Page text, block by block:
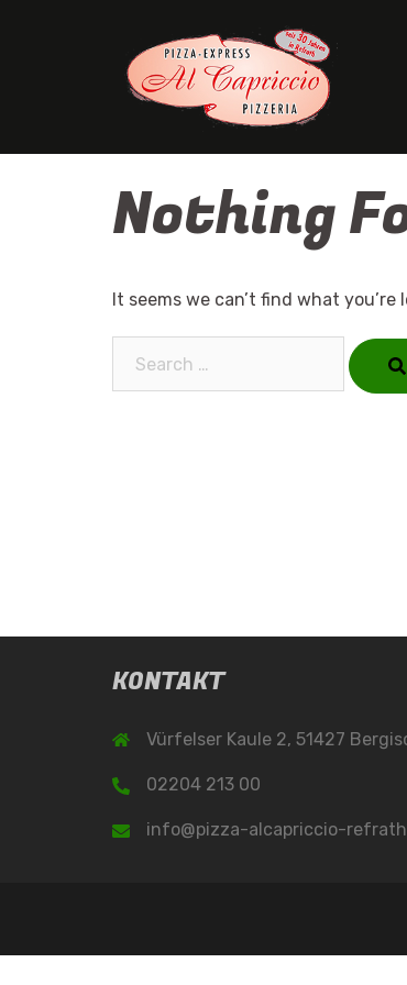
Nothing
It seems we can’t find what
KONTAKT
Vürfelser Kaule 2, 51427
02204 213 00
info@pizza-alcapriccio-